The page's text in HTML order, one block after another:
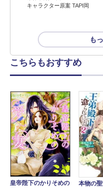
キャラクター原案 TAPI岡
も
こちらもおすすめ
皇帝陛下のかりそめの
本物の